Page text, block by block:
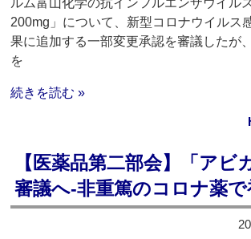
ルム富山化学の抗インフルエンザウイル
200mg」について、新型コロナウイルス
果に追加する一部変更承認を審議したが
を
続きを読む »
【医薬品第二部会】「アビ
審議へ‐非重篤のコロナ薬で